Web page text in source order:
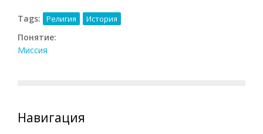
Tags: Религия История
Понятие:
Миссия
Навигация